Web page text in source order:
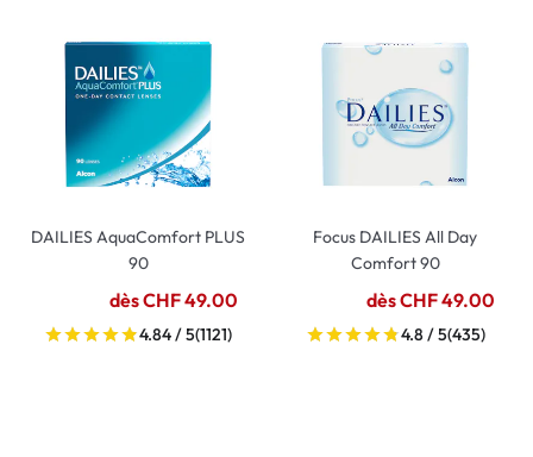
DAILIES AquaComfort PLUS
90
dès CHF 49.00
4.84 / 5(1121)
Focus DAILIES All Day
Comfort 90
dès CHF 49.00
4.8 / 5(435)